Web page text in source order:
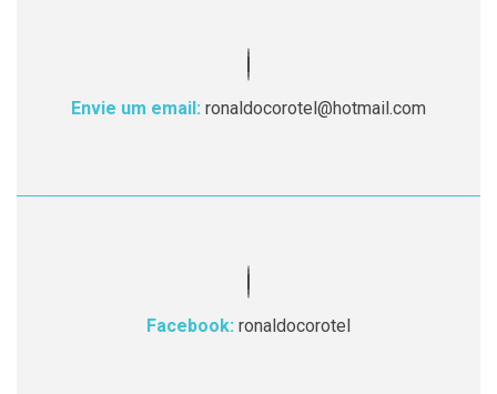
Envie um email: ronaldocorotel@hotmail.com
Facebook: ronaldocorotel